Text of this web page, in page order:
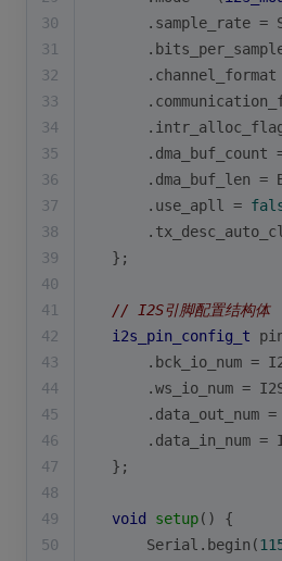
30
.sample_rate =
31
32
33
34
35
.dma_buf_count
36
.dma_buf_len =
37
    .use_apll =
38
39
};
40
41
// I2S引脚配置结构体
42
i2s_pin_config_t
43
.bck_io_num =
44
.ws_io_num =
45
.data_out_num =
46
.data_in_num =
47
};
48
49
void setup()
{
50
    Serial.
begin (